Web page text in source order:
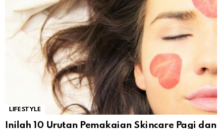
LIFESTYLE
Inilah 10 Urutan Pemakaian Skincare Pagi dan